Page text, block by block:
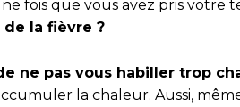
fois que vous avez pris votre
la fièvre ?
ne pas vous habiller trop
la chaleur. Aussi,